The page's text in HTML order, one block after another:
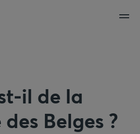
il de la
Belges ?